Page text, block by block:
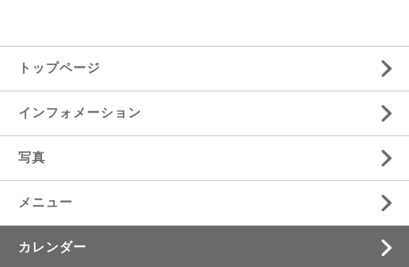
トップページ
インフォメーション
写真
メニュー
カレンダー